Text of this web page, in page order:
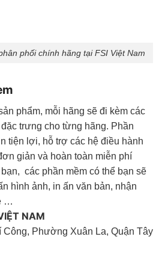
phối chính hãng tại FSI Việt Nam
phẩm, mỗi hãng sẽ đi kèm các
trưng cho từng hãng. Phần
tiện lợi, hỗ trợ các hệ điều hành
giản và hoàn toàn miễn phí
các phần mềm có thể bạn sẽ
hình ảnh, in ấn văn bản, nhận
…
NAM
Công, Phường Xuân La, Quận Tây